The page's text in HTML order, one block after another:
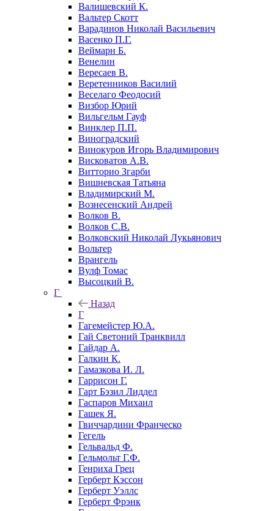
Валишевский К.
Вальтер Скотт
Варадинов Николай Васильевич
Васенко П.Г.
Веймарн Б.
Венелин
Вересаев В.
Веретенников Василий
Веселаго Феодосий
Визбор Юрий
Вильгельм Гауф
Винклер П.П.
Виноградский
Винокуров Игорь Владимирович
Висковатов А.В.
Витторио Згарби
Вишневская Татьяна
Владимирский М.
Вознесенский Андрей
Волков В.
Волков С.В.
Волковский Николай Лукьянович
Вольтер
Врангель
Вулф Томас
Высоцкий В.
Г
Назад
Г
Гагемейстер Ю.А.
Гай Светоний Транквилл
Гайдар А.
Галкин К.
Гамазкова И. Л.
Гаррисон Г.
Гарт Бэзил Лиддел
Гаспаров Михаил
Гашек Я.
Гвиччардини Франческо
Гегель
Гельвальд Ф.
Гельмольт Г.Ф.
Генриха Грец
Герберт Кэссон
Герберт Уэллс
Герберт Фрэнк